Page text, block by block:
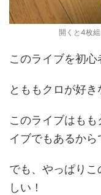
開くと4枚
このライブを初心
とももクロが好き
このライブはも
イブでもあるから
でも、やっぱり
しい！